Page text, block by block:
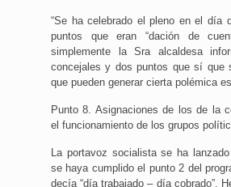
“Se ha celebrado el pleno en el día
puntos que eran “dación de
simplemente la Sra alcaldesa
concejales y dos puntos que sí que
que pueden generar cierta polémica
Punto 8. Asignaciones de los de la
el funcionamiento de los grupos
La portavoz socialista se ha
se haya cumplido el punto 2 del
decía “día trabajado – día cobrado”.